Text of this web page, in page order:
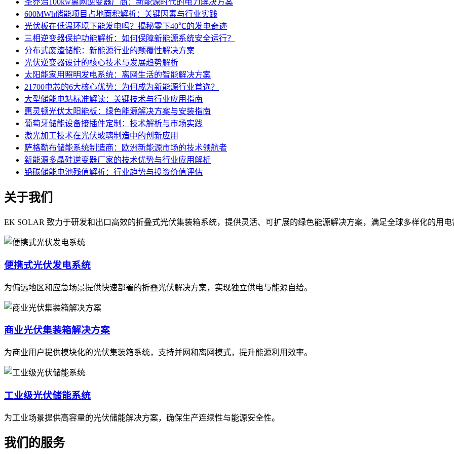
圣乔治100kw离网逆变器厂商：新能源时代的电力解决方案
600MWh储能项目占地面积解析：关键因素与行业实践
光伏板在低温环境下能发电吗？揭秘零下40℃的发电奇迹
三相逆变器保护功能解析：如何保障新能源系统安全运行？
分布式废渣储能：新能源行业的颠覆性解决方案
光伏逆变器设计的核心技术与发展趋势解析
太阳能家用照明发电系统：离网生活的智能解决方案
21700电芯的6大核心优势：为何成为新能源行业首选？
大型储能电站标准解读：关键技术与行业应用指南
惠灵顿光伏太阳能板：绿色能源解决方案与安装指南
葡萄牙储能设备接插件定制：技术解析与市场实践
激光加工技术在光伏玻璃制造中的创新应用
萨格勒布储能系统制造商：欧洲新能源市场的技术领航者
新能源多晶硅逆变器厂家的技术优势与行业应用解析
铅碳储能电池残值解析：行业趋势与投资价值评估
关于我们
EK SOLAR 致力于研发和出口高效的折叠式光伏集装箱系统，提供灵活、可扩展的绿色能源解决方案，满足全球多样化的用电
便携式光伏发电系统
为偏远地区和应急场景提供快速部署的折叠光伏解决方案，实现独立供电与能源自给。
商业光伏集装箱解决方案
为商业用户提供模块化的光伏集装箱系统，支持并网和离网模式，提升能源利用效率。
工业级光伏储能系统
为工业场景提供高容量的光伏储能解决方案，确保生产连续性与能源安全性。
我们的服务